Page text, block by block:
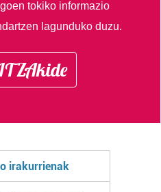
tokiko informazio
lagunduko duzu.
irakurrienak